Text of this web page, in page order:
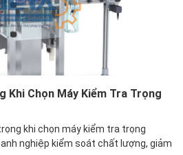
Khi Chọn Máy Kiểm Tra Trọng
khi chọn máy kiểm tra trọng
nghiệp kiểm soát chất lượng, giảm